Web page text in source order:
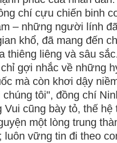
chí cựu chiến binh
– những người lính
khổ, đã mang đến
thiêng liêng và sâu
gợi nhắc về những
mà còn khơi dậy
tôi", đồng chí
cũng bày tỏ, thế hệ
một lòng trung
luôn vững tin đi theo